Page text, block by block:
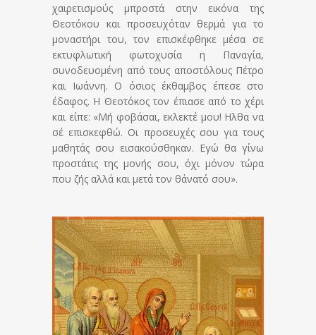
χαιρετισμούς μπροστά στην εικόνα της
Θεοτόκου και προσευχόταν θερμά για το
μοναστήρι του, τον επισκέφθηκε μέσα σε
εκτυφλωτική φωτοχυσία η Παναγία,
συνοδευομένη από τους αποστόλους Πέτρο
και Ιωάννη. Ο όσιος έκθαμβος έπεσε στο
έδαφος. Η Θεοτόκος τον έπιασε από το χέρι
και είπε: «Μή φοβάσαι, εκλεκτέ μου! Ηλθα να
σέ επισκεφθώ. Οι προσευχές σου για τους
μαθητάς σου εισακούσθηκαν. Εγώ θα γίνω
προστάτις της μονής σου, όχι μόνον τώρα
που ζής αλλά και μετά τον θάνατό σου».